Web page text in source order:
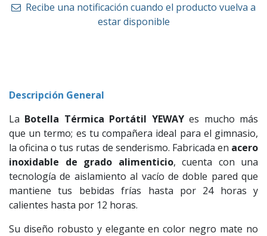
Recibe una notificación cuando el producto vuelva a
estar disponible
Descripción General
La Botella Térmica Portátil YEWAYes mucho más
que un termo; es tu compañera ideal para el gimnasio,
la oficina o tus rutas de senderismo. Fabricada en acero
inoxidable de grado alimenticio, cuenta con una
tecnología de aislamiento al vacío de doble pared que
mantiene tus bebidas frías hasta por 24 horas y
calientes hasta por 12 horas.
Su diseño robusto y elegante en color negro mate no